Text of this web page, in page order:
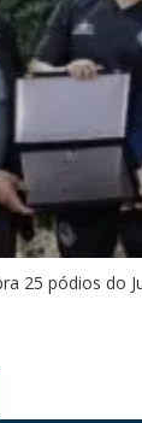
25 pódios do